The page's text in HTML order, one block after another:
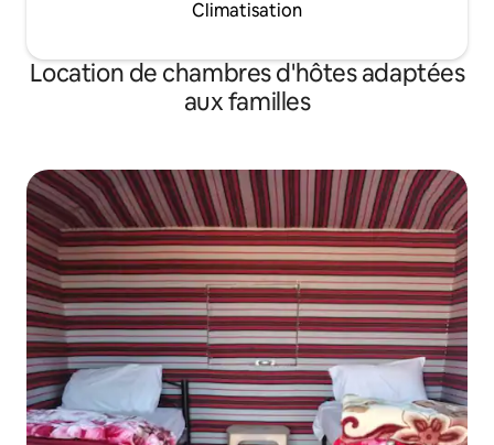
Climatisation
Location de chambres d'hôtes adaptées
aux familles